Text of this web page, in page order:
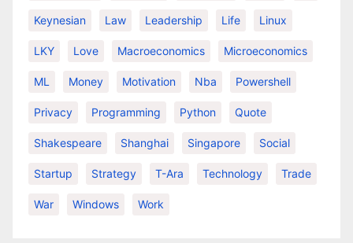
Keynesian Law Leadership Life Linux
LKY Love Macroeconomics Microeconomics
ML Money Motivation Nba Powershell
Privacy Programming Python Quote
Shakespeare Shanghai Singapore Social
Startup Strategy T-Ara Technology Trade
War Windows Work